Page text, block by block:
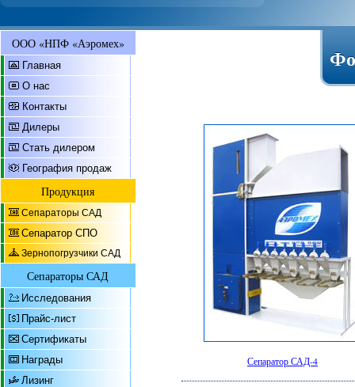
ООО «НПФ «Аэромех»
Главная
О нас
Контакты
Дилеры
Стать дилером
География продаж
Продукция
Сепараторы САД
Сепаратор СПО
Зернопогрузчики САД
Сепараторы САД
Исследования
Прайс-лист
Сертификаты
Награды
Лизинг
Сепаратор САД-4